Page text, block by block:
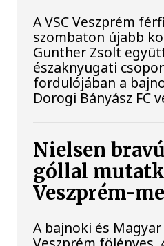
A VSC Veszprém
szombaton újabb
Gunther Zsolt
északnyugati
fordulójában a
Dorogi Bányász FC
Nielsen
góllal
Veszprém-
A bajnoki és